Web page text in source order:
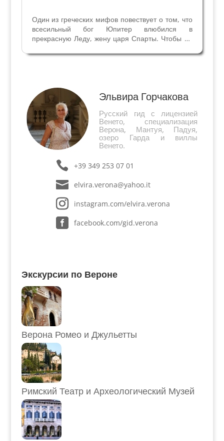
Один из греческих мифов повествует о том, что
всесильный бог Юпитер влюбился в
прекрасную Леду, жену царя Спарты. Чтобы не
облик Лебедя и овладел Ледой на берегу реки
Эльвира Горчакова
Русский гид с лицензией
Венето, специализация
Верона, Мантуя, Падуя,
озеро Гарда и виллы
Венето.
+39 349 253 07 01
elvira.verona@yahoo.it
instagram.com/elvira.verona
facebook.com/gid.verona
Экскурсии по Вероне
Верона Ромео и Джульетты
Римский Театр и Археологический Музей